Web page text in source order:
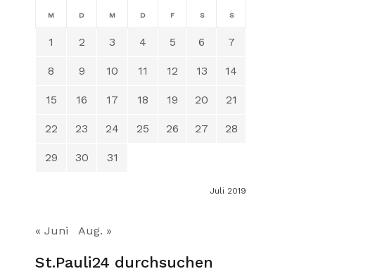
Juli 2019
M D M D F S S
1 2 3 4 5 6 7
8 9 10 11 12 13 14
15 16 17 18 19 20 21
22 23 24 25 26 27 28
29 30 31
« Juni Aug. »
St.Pauli24 durchsuchen